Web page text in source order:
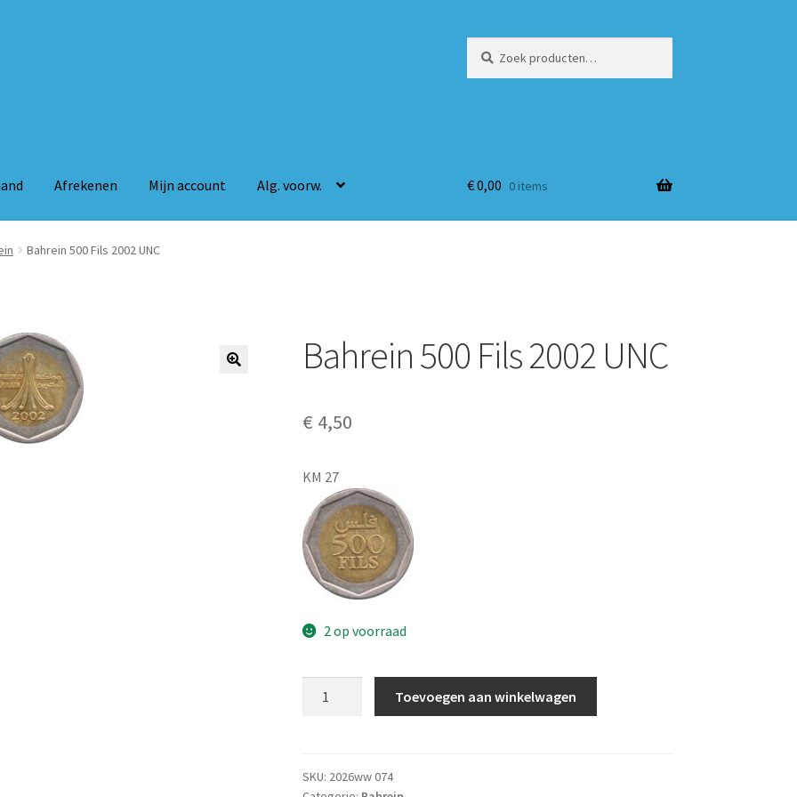
naar:
Afrekenen Mijn account Alg. voorw.
Mijn accountAlg. voorw.
€0,00 0 items
Bahrein 500 Fils 2002 UNC
Bahrein 500 Fils 2002 UNC
€ 4,50
KM 27
2 op voorraad
UNC
Toevoegen aan winkelwagen
SKU: 2026ww 074